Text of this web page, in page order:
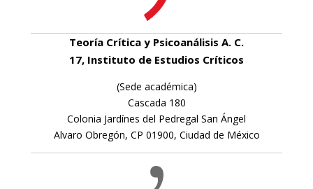
Teoría Crítica y Psicoanálisis A. C.
17, Instituto de Estudios Críticos
(Sede académica)
Cascada 180
Colonia Jardínes del Pedregal San Ángel
Alvaro Obregón, CP 01900, Ciudad de México